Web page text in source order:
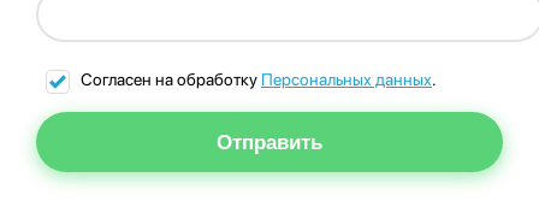
Согласен на обработку Персональных данных.
Отправить